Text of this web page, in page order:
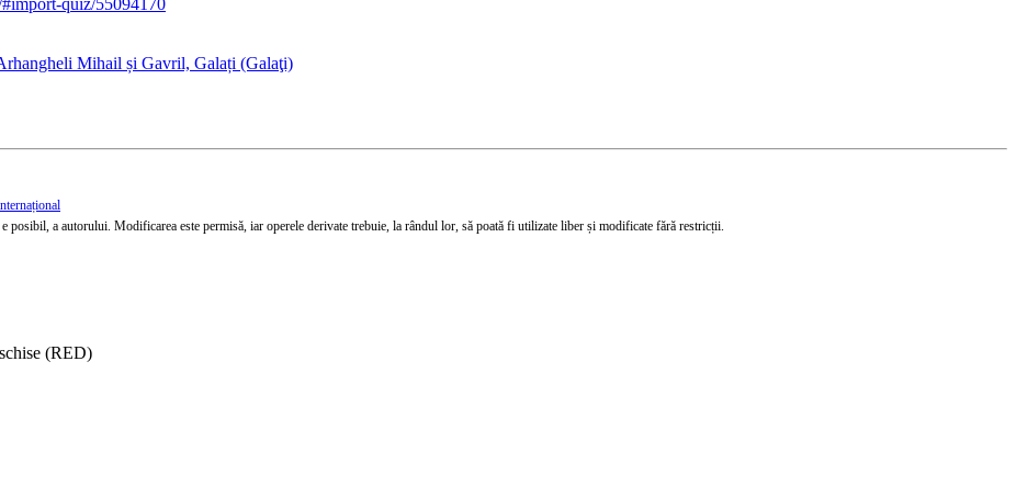
quiz/55094170
Mihail și Gavril, Galați (Galaţi)
a autorului. Modificarea este permisă, iar operele derivate trebuie, la rândul lor, să poată fi utilizate liber și modificate fără restricții.
(RED)